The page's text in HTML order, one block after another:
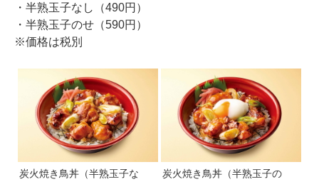
・半熟玉子なし（490円）
・半熟玉子のせ（590円）
※価格は税別
炭火焼き鳥丼（半熟玉子な
炭火焼き鳥丼（半熟玉子の